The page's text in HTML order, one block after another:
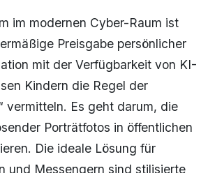
im modernen Cyber-Raum ist
Preisgabe persönlicher
mit der Verfügbarkeit von KI-
Kindern die Regel der
vermitteln. Es geht darum, die
Porträtfotos in öffentlichen
Die ideale Lösung für
und Messengern sind stilisierte